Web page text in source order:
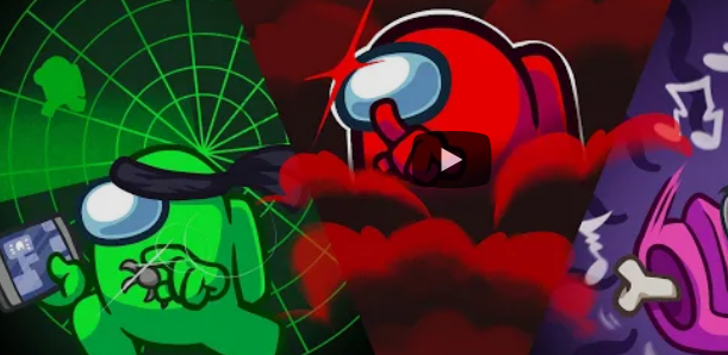
особенности Among Us для Android:
игра, в которую можно играть в команде до 10 человек;
оригинальная анимация персонажей;
атмосфера космического корабля;
миссии, для разнообразия геймплея;
играть как за предателя, так и за астронавта.